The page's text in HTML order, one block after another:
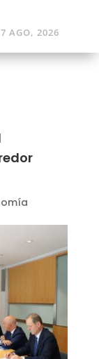
7 AGO, 2026